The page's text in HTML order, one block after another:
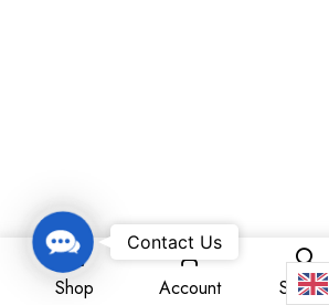
Shop Account Search
Contact UsContact Us